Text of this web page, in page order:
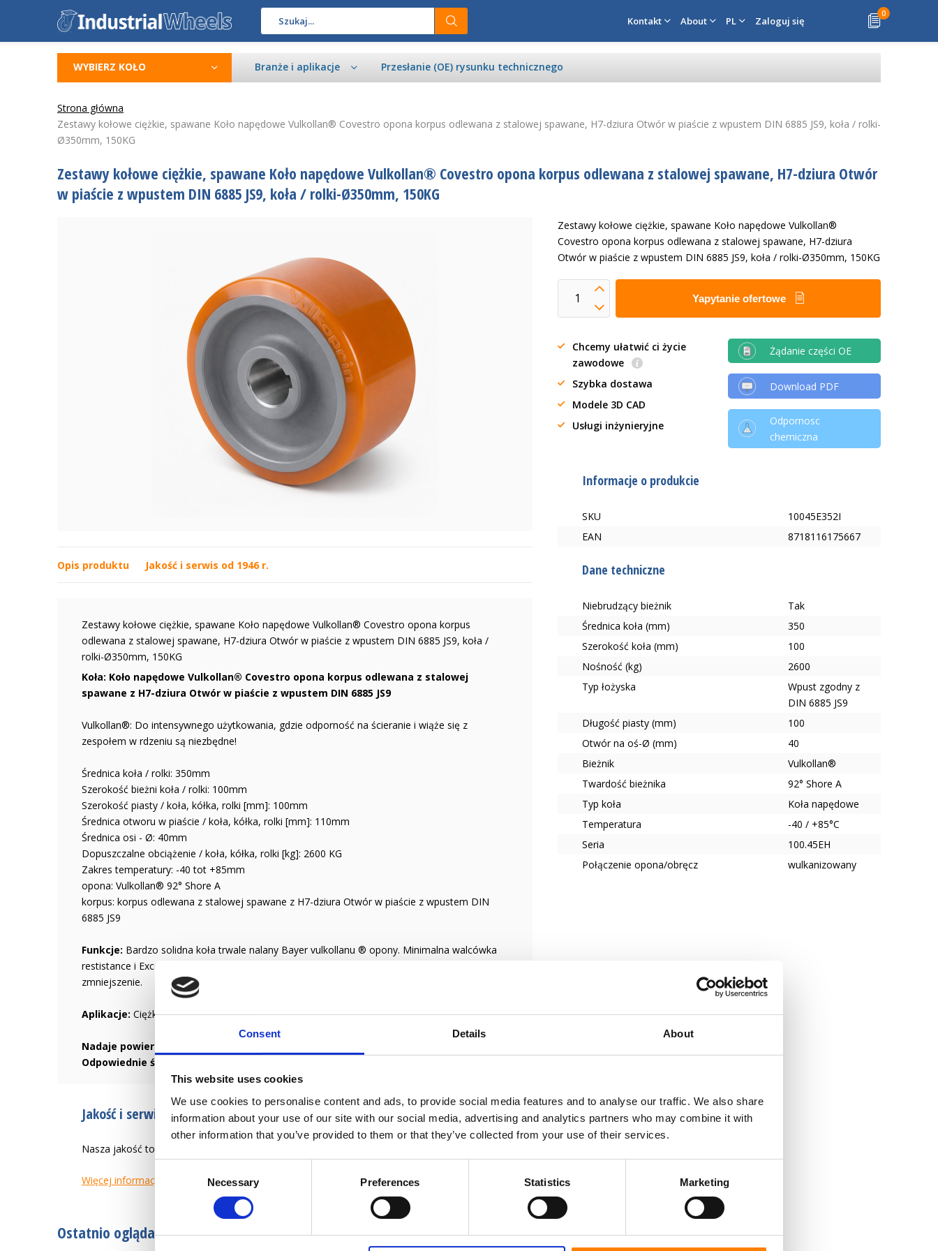
Consent Details About
This website uses cookies
We use cookies to personalise content and ads, to provide social media features and to analyse our traffic. We also share
information about your use of our site with our social media, advertising and analytics partners who may combine it with
other information that you’ve provided to them or that they’ve collected from your use of their services.
Selection
Necessary Preferences Statistics Marketing
Kontakt About PL Zaloguj się
0
WYBIERZ KOŁO Branże i aplikacje Przesłanie (OE) rysunku technicznego
Strona główna
Zestawy kołowe ciężkie, spawane Koło napędowe Vulkollan® Covestro opona korpus odlewana z stalowej spawane, H7-dziura Otwór w piaście z wpustem DIN 6885 JS9, koła / rolki-
Ø350mm, 150KG
Zestawy kołowe ciężkie, spawane Koło napędowe Vulkollan® Covestro opona korpus odlewana z stalowej spawane, H7-dziura Otwór
w piaście z wpustem DIN 6885 JS9, koła / rolki-Ø350mm, 150KG
Opis produktu Jakość i serwis od 1946 r.
Zestawy kołowe ciężkie, spawane Koło napędowe Vulkollan® Covestro opona korpus
odlewana z stalowej spawane, H7-dziura Otwór w piaście z wpustem DIN 6885 JS9, koła /
rolki-Ø350mm, 150KG
Koła: Koło napędowe Vulkollan® Covestro opona korpus odlewana z stalowej
spawane z H7-dziura Otwór w piaście z wpustem DIN 6885 JS9
Vulkollan®: Do intensywnego użytkowania, gdzie odporność na ścieranie i wiąże się z
zespołem w rdzeniu są niezbędne!
Średnica koła / rolki: 350mm
Szerokość bieżni koła / rolki: 100mm
Szerokość piasty / koła, kółka, rolki [mm]: 100mm
Średnica otworu w piaście / koła, kółka, rolki [mm]: 110mm
Średnica osi - Ø: 40mm
Dopuszczalne obciążenie / koła, kółka, rolki [kg]: 2600 KG
Zakres temperatury: -40 tot +85mm
opona: Vulkollan® 92° Shore A
korpus: korpus odlewana z stalowej spawane z H7-dziura Otwór w piaście z wpustem DIN
6885 JS9
Funkcje: Bardzo solidna koła trwale nalany Bayer vulkollanu ® opony. Minimalna walcówka
restistance i Excelent właściwości toczne. Nie oznacza podłogę. Odporny na wstrząsy i hałas
zmniejszenie.
Aplikacje: Ciężki wózek, budowa maszyn, perkusja, oczyszczanie ścieków
Nadaje powierzchni:
Odpowiednie środowisko:
Jakość i serwis od 1946 r.
Nasza jakość to tworzenie łatwiejszego życia zawodowego dla użytkownika koła.
Więcej informacji
Zestawy kołowe ciężkie, spawane Koło napędowe Vulkollan®
Covestro opona korpus odlewana z stalowej spawane, H7-dziura
Otwór w piaście z wpustem DIN 6885 JS9, koła / rolki-Ø350mm, 150KG
Yapytanie ofertowe
Chcemy ułatwić ci życie
zawodowe
Szybka dostawa
Modele 3D CAD
Usługi inżynieryjne
Żądanie części OE
Download PDF
Odpornosc
chemiczna
Informacje o produkcie
SKU
10045E352I
EAN
8718116175667
Dane techniczne
Niebrudzący bieżnik
Tak
Średnica koła (mm)
350
Szerokość koła (mm)
100
Nośność (kg)
2600
Typ łożyska
Wpust zgodny z
DIN 6885 JS9
Długość piasty (mm)
100
Otwór na oś-Ø (mm)
40
Bieżnik
Vulkollan®
Twardość bieżnika
92° Shore A
Typ koła
Koła napędowe
Temperatura
-40 / +85°C
Seria
100.45EH
Połączenie opona/obręcz
wulkanizowany
Ostatnio oglądane